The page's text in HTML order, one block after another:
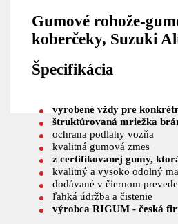
Gumové rohože-
koberčeky, Suzuki
Špecifikácia
vyrobené vždy pre
štruktúrovaná mriežka
ochrana podlahy vozňa
kvalitná gumová zmes
z certifikovanej gumy,
kvalitný a vysoko odolný
dodávané v čiernom
ľahká údržba a čistenie
výrobca RIGUM - česká